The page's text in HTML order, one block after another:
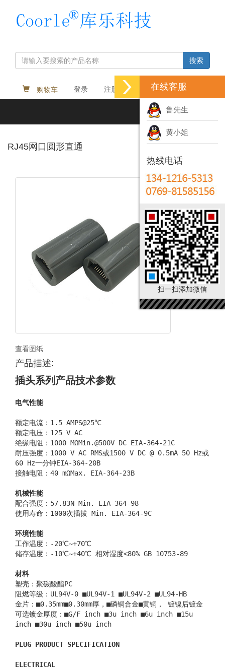
搜索
购物车 登录 注册 Language
RJ45网口圆形直通
查看图纸
产品描述:
插头系列产品技术参数
电气性能
额定电流：1.5 AMPS@25℃
额定电压：125 V AC
绝缘电阻：1000 MΩMin.@500V DC EIA-364-21C
耐压强度：1000 V AC RMS或1500 V DC @ 0.5mA 50 Hz或
60 Hz一分钟EIA-364-20B
接触电阻：40 mΩMax. EIA-364-23B
机械性能
配合强度：57.83N Min. EIA-364-98
使用寿命：1000次插拔 Min. EIA-364-9C
环境性能
工作温度：-20℃~+70℃
储存温度：-10℃~+40℃ 相对湿度<80% GB 10753-89
材料
塑壳：聚碳酸酯PC
阻燃等级：UL94V-0 ■UL94V-1 ■UL94V-2 ■UL94-HB
金片：■0.35mm■0.30mm厚，■磷铜合金■黄铜， 镀镍后镀金
可选镀金厚度：■G/F inch ■3u inch ■6u inch ■15u
inch ■30u inch ■50u inch
PLUG PRODUCT SPECIFICATION
ELECTRICAL
在线客服
鲁先生
黄小姐
热线电话
扫一扫添加微信